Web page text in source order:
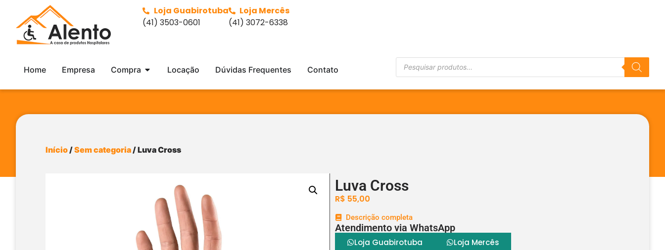
Loja Guabirotuba
(41) 3503-0601
Loja Mercês
(41) 3072-6338
Home Empresa Compra Locação Dúvidas Frequentes Contato
Início /Sem categoria / Luva Cross
Luva Cross
R$ 55,00
Descrição completa
Atendimento via WhatsApp
Loja Guabirotuba Loja Mercês